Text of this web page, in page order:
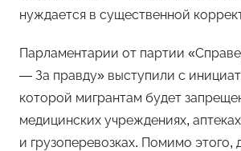
нуждается в существенной
Парламентарии от партии
— За правду» выступили с
которой мигрантам будет
медицинских учреждениях,
и грузоперевозках. Помимо этого,